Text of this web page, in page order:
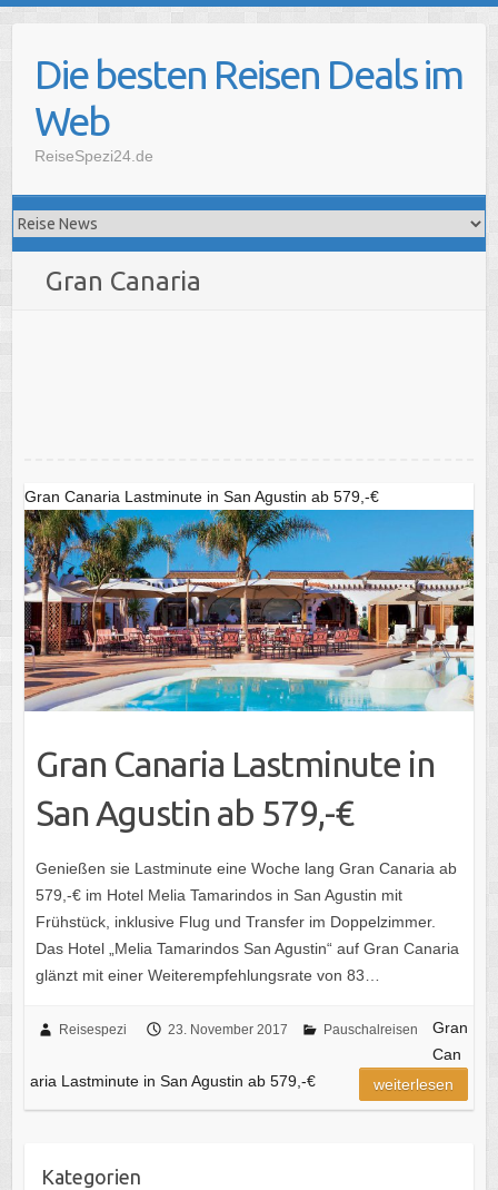
Die besten Reisen Deals im
Web
ReiseSpezi24.de
Gran Canaria
Gran Canaria Lastminute in San Agustin ab 579,-€
Gran Canaria Lastminute in
San Agustin ab 579,-€
Genießen sie Lastminute eine Woche lang Gran Canaria ab
579,-€ im Hotel Melia Tamarindos in San Agustin mit
Frühstück, inklusive Flug und Transfer im Doppelzimmer.
Das Hotel „Melia Tamarindos San Agustin“ auf Gran Canaria
glänzt mit einer Weiterempfehlungsrate von 83…
Reisespezi 23. November 2017 Pauschalreisen
Gran
Can
aria Lastminute in San Agustin ab 579,-€
weiterlesen
Kategorien